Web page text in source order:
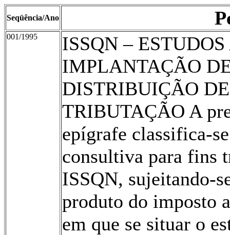
Seqüência/Ano
001/1995
ISSQN –
IMPLANTAÇÃO
DISTRIBUIÇÃO
TRIBUTAÇÃO A
epígrafe classifica-
consultiva para fins
ISSQN, sujeitando-
produto do imposto
em que se situar o